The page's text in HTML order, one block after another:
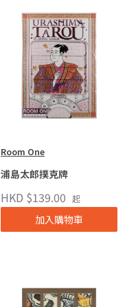
Room One
浦島太郎撲克牌
HKD $139.00 起
加入購物車